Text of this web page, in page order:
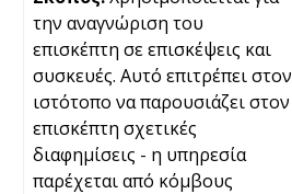
την αναγνώριση του
επισκέπτη σε επισκέψεις και
συσκευές. Αυτό επιτρέπει στον
ιστότοπο να παρουσιάζει στον
επισκέπτη σχετικές
διαφημίσεις - η υπηρεσία
παρέχεται από κόμβους